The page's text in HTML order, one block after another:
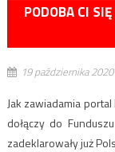
PODOBA CI
19 października 2020
Jak zawiadamia
dołączy do
zadeklarowały już